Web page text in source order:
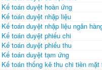
Kế toán duyệt hoàn ứng
Kế toán duyệt nhập liệu
Kế toán duyệt nhập liệu ngân
Kế toán duyệt phiếu chi
Kế toán duyệt phiếu thu
Kế toán duyệt tạm ứng
Kế toán thống kê thu chi tiền mặt